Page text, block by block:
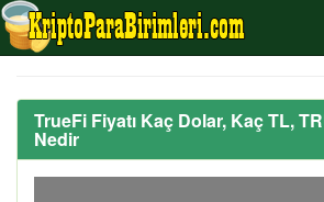
TrueFi Fiyatı Kaç Dolar, Kaç TL,
Nedir